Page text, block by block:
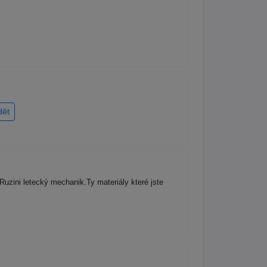
letecký mechanik.Ty materiály které jste